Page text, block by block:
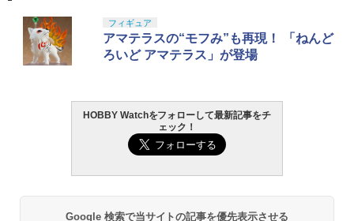
フィギュア
アマテラスの“モフみ”も再現！ 「ねんど
ろいど アマテラス」が登場
HOBBY Watchをフォローして最新記事をチ
ェック！
Google 検索で当サイトの記事を優先表示させる